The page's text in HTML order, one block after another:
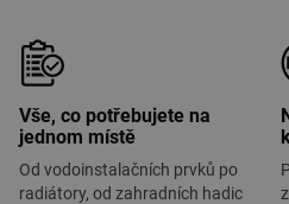
Vše, co potřebujete na
jednom místě
Od vodoinstalačních prvků po
radiátory, od zahradních hadic